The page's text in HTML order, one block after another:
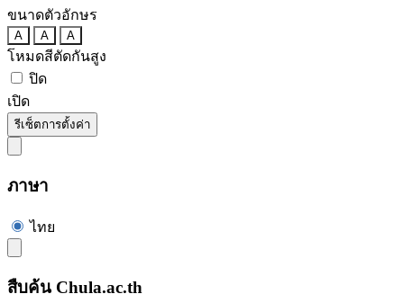
ขนาดตัวอักษร
A A A
โหมดสีตัดกันสูง
ปิด
เปิด
รีเซ็ตการตั้งค่า
ภาษา
ไทย
สืบค้น Chula.ac.th